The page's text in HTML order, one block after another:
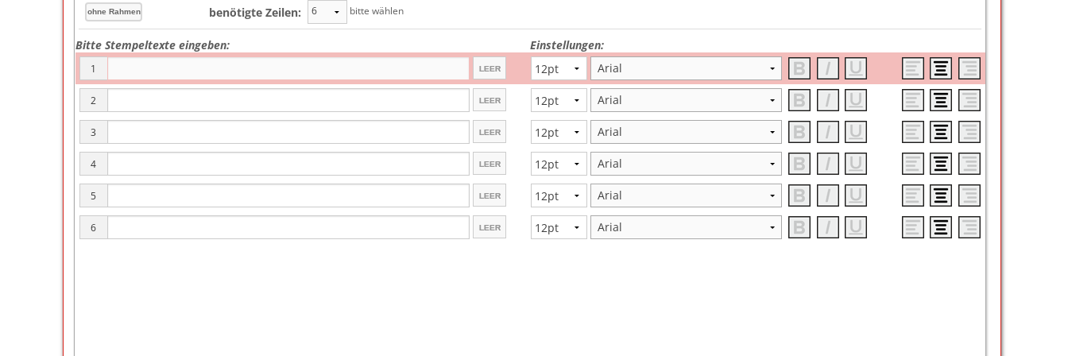
benötigte Zeilen: bitte wählen
Bitte Stempeltexte eingeben:
1
2
3
4
5
6
Einstellungen:
Arial
Arial
Arial
Arial
Arial
Arial